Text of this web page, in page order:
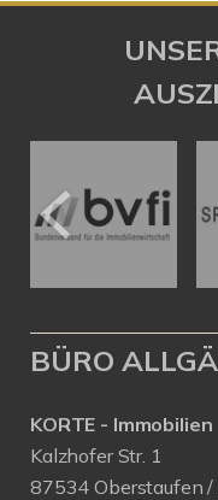
BÜRO
KORTE - Immobilien
Kalzhofer Str. 1
87534 Oberstaufen /